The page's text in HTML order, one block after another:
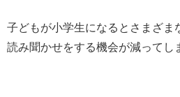
子どもが小学生になるとさまざま
読み聞かせをする機会が減ってし